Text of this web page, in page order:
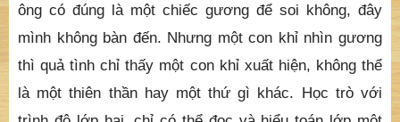
ông có đúng là một chiếc gương để soi không, đây
mình không bàn đến. Nhưng một con khỉ nhìn gương
thì quả tình chỉ thấy một con khỉ xuất hiện, không thể
là một thiên thần hay một thứ gì khác. Học trò với